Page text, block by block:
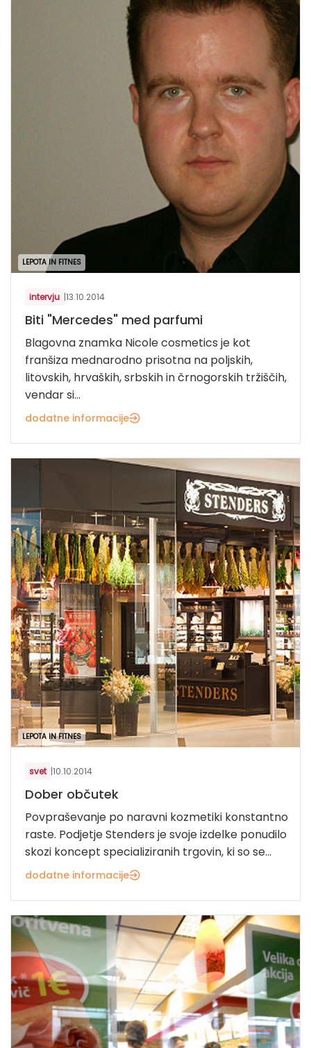
LEPOTA IN FITNES
intervju |13.10.2014
Biti "Mercedes" med parfumi
Blagovna znamka Nicole cosmetics je kot
franšiza mednarodno prisotna na poljskih,
litovskih, hrvaških, srbskih in črnogorskih tržiščih,
vendar si...
dodatne informacije
LEPOTA IN FITNES
svet |10.10.2014
Dober občutek
Povpraševanje po naravni kozmetiki konstantno
raste. Podjetje Stenders je svoje izdelke ponudilo
skozi koncept specializiranih trgovin, ki so se...
dodatne informacije